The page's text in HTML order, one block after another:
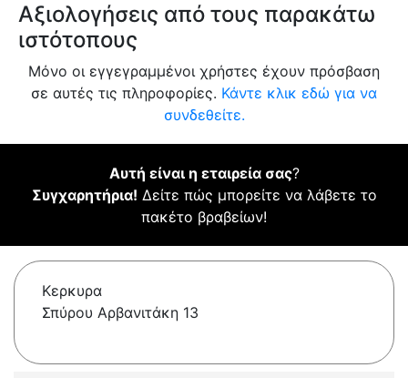
Αξιολογήσεις από τους παρακάτω
ιστότοπους
Μόνο οι εγγεγραμμένοι χρήστες έχουν πρόσβαση
σε αυτές τις πληροφορίες. Κάντε κλικ εδώ για να
συνδεθείτε.
Αυτή είναι η εταιρεία σας?
Συγχαρητήρια! Δείτε πώς μπορείτε να λάβετε το
πακέτο βραβείων!
Κερκυρα
Σπύρου Αρβανιτάκη 13